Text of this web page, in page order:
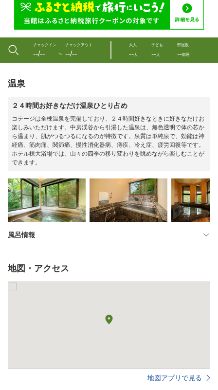
チェックイン
--/-- 〜
チェックアウト
--/--
大人
--人
子ども
--人
部屋数
--部屋
温泉
２４時間お好きなだけ温泉ひとり占め
コテージは全棟温泉を完備しており、２４時間好きなときに好きなだけお
楽しみいただけます。中房渓谷から引湯した温泉は、無色透明で体の芯か
ら温まり、肌がつるつるになるのが特徴です。泉質は単純泉で、効能は神
経痛、筋肉痛、関節痛、慢性消化器病、痔疾、冷え症、疲労回復等です。
ホテル棟大浴場では、山々の四季の移り変わりを眺めながら楽しむことが
できます。
風呂情報
地図・アクセス
地図アプリで見る